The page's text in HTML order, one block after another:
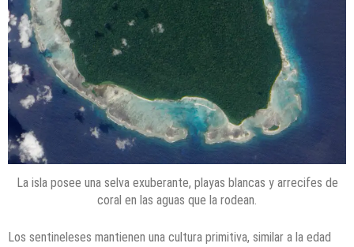
La isla posee una selva exuberante, playas blancas y arrecifes de
coral en las aguas que la rodean.
Los sentineleses mantienen una cultura primitiva, similar a la edad